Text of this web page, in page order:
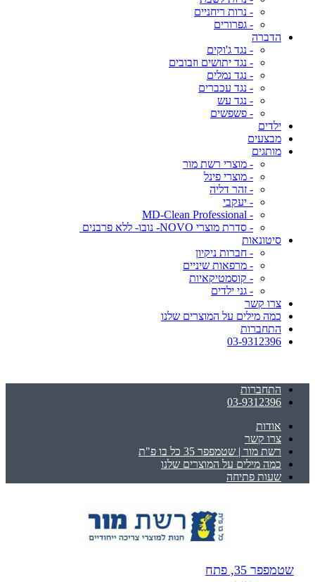
- נרות ריחניים
- גפרורים
הדברה
- נגד ג'וקים
- נגד יתושים וזבובים
- נגד נמלים
- נגד עכברים
- נגד עש
- פשפשים
ילדים
מבצעים
מותגים
- מוצרי רשת מור
- מוצרי פינל
- זהר דליה
- יעקבי
- MD-Clean Professional
- סדרת מוצרי NOVO- נובו- ללא פרבנים
סיטונאות
- חברות ניקיון
- מרפאות שיניים
- קוסמטיקאיות
- גני ילדים
צרו קשר
כמה מילים על המוצרים שלנו
התחברות
03-9312396
התחברות
03-9312396
אודות
צרו קשר
רשת מור | שטמפפר 35 כל בו פ"ת
כמה מילים על המוצרים שלנו
שעות פתיחה
שטמפפר 35, פתח